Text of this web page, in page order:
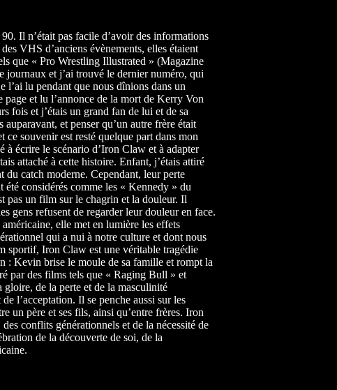
Il n’était pas facile d’avoir des informations
VHS d’anciens évènements, elles étaient
que « Pro Wrestling Illustrated » (Magazine
et j’ai trouvé le dernier numéro, qui
l’ai lu pendant que nous dînions dans un
et lu l’annonce de la mort de Kerry Von
fois et j’étais un grand fan de lui et de sa
et penser qu’un autre frère était
ce souvenir est resté quelque part dans mon
à écrire le scénario d’Iron Claw et à adapter
attaché à cette histoire. Enfant, j’étais attiré
catch moderne. Cependant, leur perte
considérés comme les « Kennedy » du
pas un film sur le chagrin et la douleur. Il
gens refusent de regarder leur douleur en face.
elle met en lumière les effets
qui a nui à notre culture et dont nous
sportif, Iron Claw est une véritable tragédie
: Kevin brise le moule de sa famille et rompt la
par des films tels que « Raging Bull » et
de la perte et de la masculinité
l’acceptation. Il se penche aussi sur les
un père et ses fils, ainsi qu’entre frères. Iron
conflits générationnels et de la nécessité de
de la découverte de soi, de la